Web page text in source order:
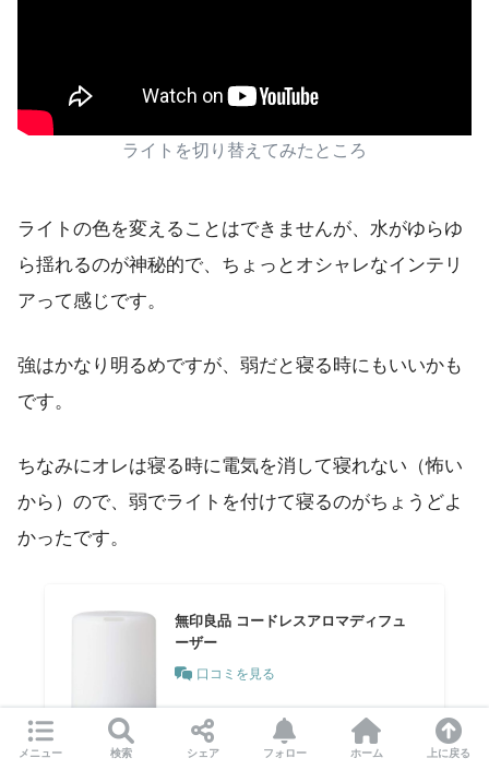
ライトを切り替えてみたところ
ライトの色を変えることはできませんが、水がゆらゆ
ら揺れるのが神秘的で、ちょっとオシャレなインテリ
アって感じです。
強はかなり明るめですが、弱だと寝る時にもいいかも
です。
ちなみにオレは寝る時に電気を消して寝れない（怖い
から）ので、弱でライトを付けて寝るのがちょうどよ
かったです。
無印良品 コードレスアロマディフュ
ーザー
口コミを見る
メニュー 検索 シェア フォロー ホーム 上に戻る